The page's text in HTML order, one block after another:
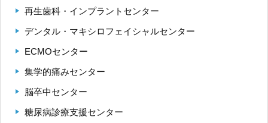
再生歯科・インプラントセンター
デンタル・マキシロフェイシャルセンター
ECMOセンター
集学的痛みセンター
脳卒中センター
糖尿病診療支援センター